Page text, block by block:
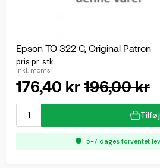
Epson TO 322 C, Original Patron
pris pr. stk.
inkl. moms
176,40 kr196,00 kr
Tilføj
5-7 dages forventet